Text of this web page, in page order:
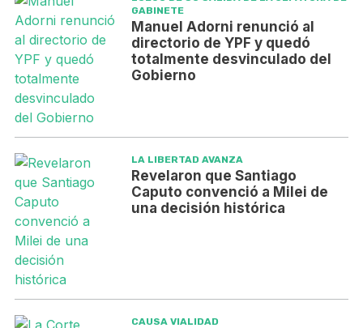
GABINETE
Manuel Adorni renunció al
directorio de YPF y quedó
totalmente desvinculado del
Gobierno
LA LIBERTAD AVANZA
Revelaron que Santiago
Caputo convenció a Milei de
una decisión histórica
CAUSA VIALIDAD